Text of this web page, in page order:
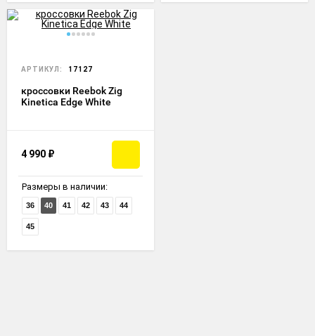
АРТИКУЛ: 17127
кроссовки Reebok Zig
Kinetica Edge White
4 990 ₽
Размеры в наличии:
36 40 41 42 43 44
45